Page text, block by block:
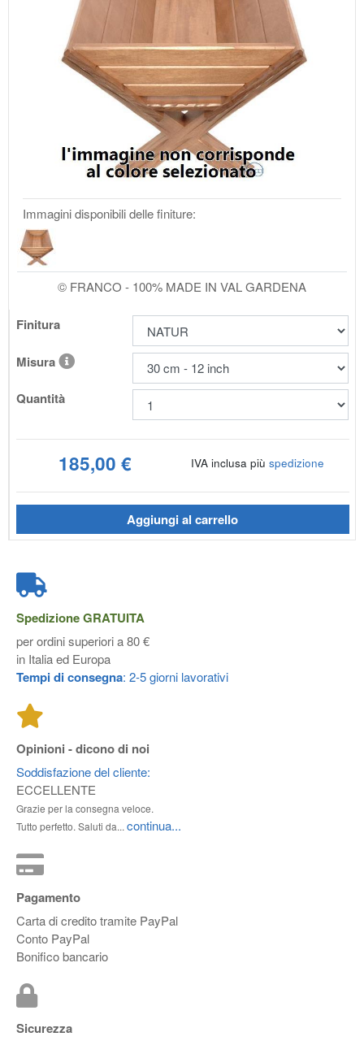
Immagini disponibili delle finiture:
© FRANCO - 100% MADE IN VAL GARDENA
Finitura
Misura
Quantità
185,00 € IVA inclusa più spedizione
Aggiungi al carrello
SpedizioneGRATUITA
per ordini superiori a 80 €
in Italia ed Europa
Tempi di consegna: 2-5 giorni lavorativi
Opinioni - dicono di noi
Soddisfazione del cliente:
ECCELLENTE
Grazie per la consegna veloce.
Tutto perfetto. Saluti da... continua...
Pagamento
Carta di credito tramite PayPal
Conto PayPal
Bonifico bancario
Sicurezza